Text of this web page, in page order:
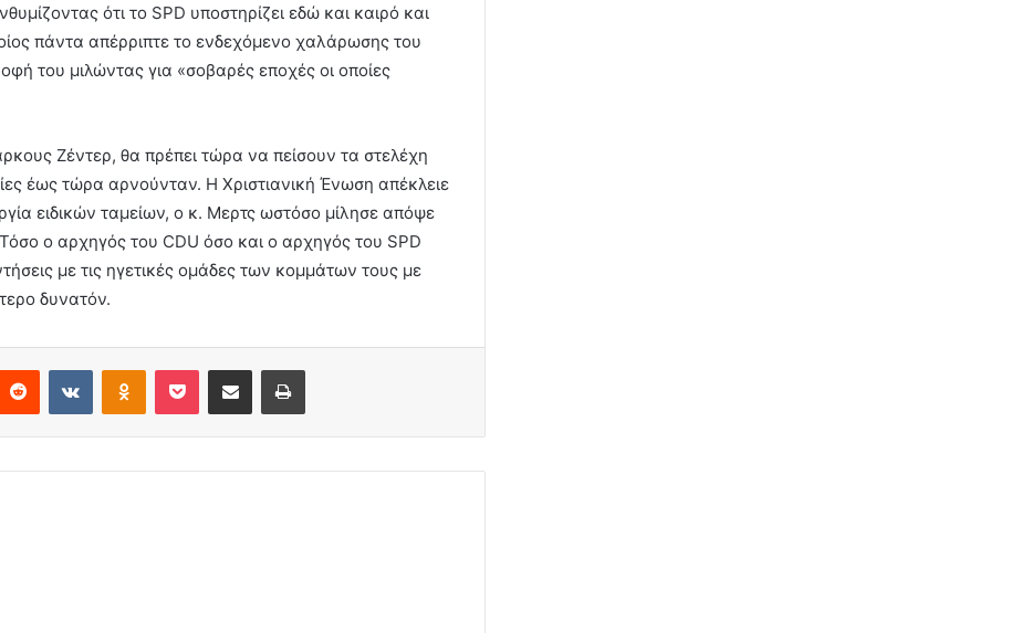
ότι το SPD υποστηρίζει εδώ και καιρό και
πάντα απέρριπτε το ενδεχόμενο χαλάρωσης του
του μιλώντας για «σοβαρές εποχές οι οποίες
Ζέντερ, θα πρέπει τώρα να πείσουν τα στελέχη
έως τώρα αρνούνταν. Η Χριστιανική Ένωση απέκλειε
ειδικών ταμείων, ο κ. Μερτς ωστόσο μίλησε απόψε
ο αρχηγός του CDU όσο και ο αρχηγός του SPD
με τις ηγετικές ομάδες των κομμάτων τους με
δυνατόν.
Reddit VKontakteOdnoklassniki
Pocket Share via Email Print